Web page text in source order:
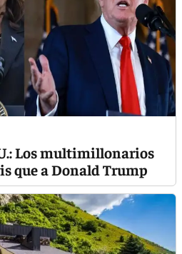
Los multimillonarios
que a Donald Trump